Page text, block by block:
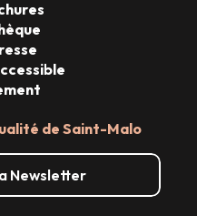
de Saint-Malo
Newsletter